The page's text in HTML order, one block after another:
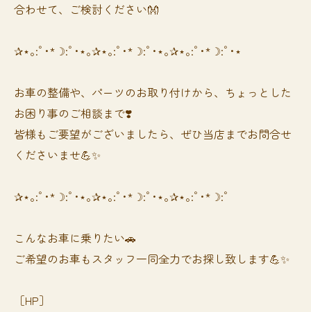
合わせて、ご検討ください👐
✰⋆｡:ﾟ･*☽:ﾟ･⋆｡✰⋆｡:ﾟ･*☽:ﾟ･⋆｡✰⋆｡:ﾟ･*☽:ﾟ･⋆
お車の整備や、パーツのお取り付けから、ちょっとした
お困り事のご相談まで❣️
皆様もご要望がございましたら、ぜひ当店までお問合せ
くださいませ💪✨
✰⋆｡:ﾟ･*☽:ﾟ･⋆｡✰⋆｡:ﾟ･*☽:ﾟ･⋆｡✰⋆｡:ﾟ･*☽:ﾟ
⁡⁡⁡こんなお車に乗りたい🚗
ご希望のお車もスタッフ一同全力でお探し致します💪✨
［HP］